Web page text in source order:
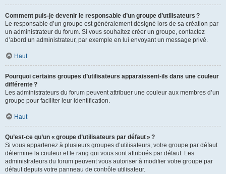
Comment puis-je devenir le responsable d’un groupe d’utilisateurs ?
Le responsable d’un groupe est généralement désigné lors de sa création par
un administrateur du forum. Si vous souhaitez créer un groupe, contactez
d’abord un administrateur, par exemple en lui envoyant un message privé.
Haut
Pourquoi certains groupes d’utilisateurs apparaissent-ils dans une couleur
différente ?
Les administrateurs du forum peuvent attribuer une couleur aux membres d’un
groupe pour faciliter leur identification.
Haut
Qu’est-ce qu’un « groupe d’utilisateurs par défaut » ?
Si vous appartenez à plusieurs groupes d’utilisateurs, votre groupe par défaut
détermine la couleur et le rang qui vous sont attribués par défaut. Les
administrateurs du forum peuvent vous autoriser à modifier votre groupe par
défaut depuis votre panneau de contrôle utilisateur.